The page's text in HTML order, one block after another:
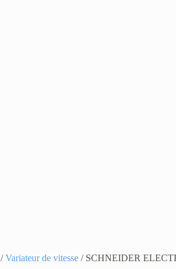
/Variateur de vitesse / SCHNEIDER